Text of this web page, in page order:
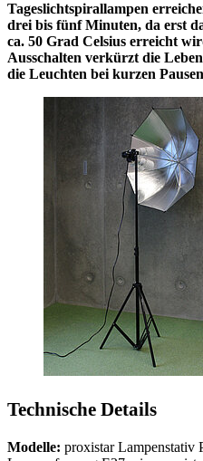
Tageslichtspirallampen
drei bis fünf Minuten, da erst
ca. 50 Grad Celsius erreicht
Ausschalten verkürzt die
die Leuchten bei kurzen
Technische Details
Modelle: proxistar Lampenstativ